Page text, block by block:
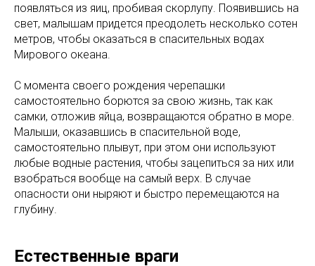
появляться из яиц, пробивая скорлупу. Появившись на
свет, малышам придется преодолеть несколько сотен
метров, чтобы оказаться в спасительных водах
Мирового океана.
С момента своего рождения черепашки
самостоятельно борются за свою жизнь, так как
самки, отложив яйца, возвращаются обратно в море.
Малыши, оказавшись в спасительной воде,
самостоятельно плывут, при этом они используют
любые водные растения, чтобы зацепиться за них или
взобраться вообще на самый верх. В случае
опасности они ныряют и быстро перемещаются на
глубину.
Естественные враги